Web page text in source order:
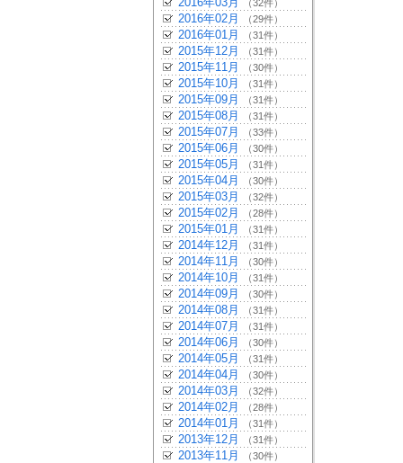
（32件）
2016年02月 （29件）
2016年01月 （31件）
2015年12月 （31件）
2015年11月 （30件）
2015年10月 （31件）
2015年09月 （31件）
2015年08月 （31件）
2015年07月 （33件）
2015年06月 （30件）
2015年05月 （31件）
2015年04月 （30件）
2015年03月 （32件）
2015年02月 （28件）
2015年01月 （31件）
2014年12月 （31件）
2014年11月 （30件）
2014年10月 （31件）
2014年09月 （30件）
2014年08月 （31件）
2014年07月 （31件）
2014年06月 （30件）
2014年05月 （31件）
2014年04月 （30件）
2014年03月 （32件）
2014年02月 （28件）
2014年01月 （31件）
2013年12月 （31件）
2013年11月 （30件）